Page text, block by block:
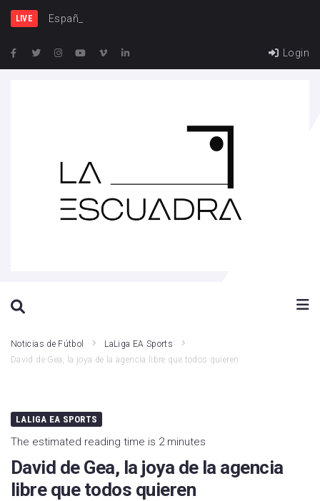
LIVE España y Franci
Login
Noticias de Fútbol
LaLiga EA Sports
David de Gea, la joya de la agencia libre que todos quieren
LALIGA EA SPORTS
The estimated reading time is 2 minutes
David de Gea, la joya de la agencia
libre que todos quieren